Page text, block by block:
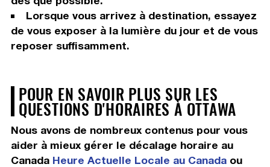
Lorsque vous arrivez à destination, essayez
de vous exposer à la lumière du jour et de vous
reposer suffisamment.
POUR EN SAVOIR PLUS SUR LES
QUESTIONS D'HORAIRES À OTTAWA
Nous avons de nombreux contenus pour vous
aider à mieux gérer le décalage horaire au
Canada Heure Actuelle Locale au Canadaou